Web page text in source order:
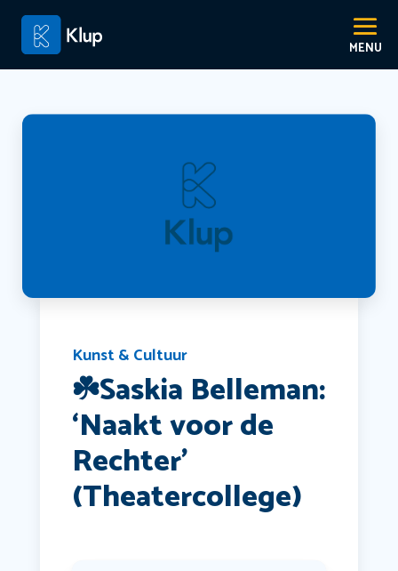
Kunst & Cultuur
☘️Saskia Belleman:
‘Naakt voor de
Rechter’
(Theatercollege)